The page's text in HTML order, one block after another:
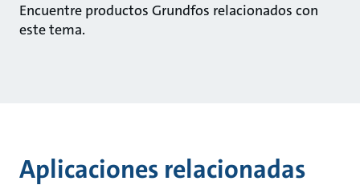
Encuentre productos Grundfos relacionados con
este tema.
Aplicaciones relacionadas